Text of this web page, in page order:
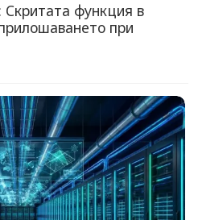
Скритата функция в
при